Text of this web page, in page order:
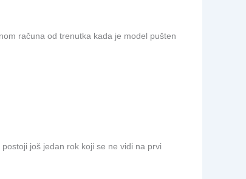
računa od trenutka kada je model pušten
još jedan rok koji se ne vidi na prvi